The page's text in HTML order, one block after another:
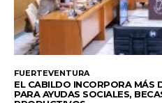
FUERTEVENTURA
EL CABILDO INCORPORA MÁS
PARA AYUDAS SOCIALES,